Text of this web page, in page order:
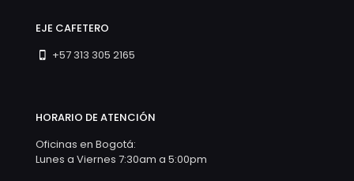
EJE CAFETERO
+57 313 305 2165
HORARIO DE ATENCIÓN
Oficinas en Bogotá:
Lunes a Viernes 7:30am a 5:00pm